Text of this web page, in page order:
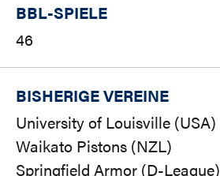
BBL-SPIELE
46
BISHERIGE VEREINE
University of Louisville (USA)
Waikato Pistons (NZL)
Springfield Armor (D-League)